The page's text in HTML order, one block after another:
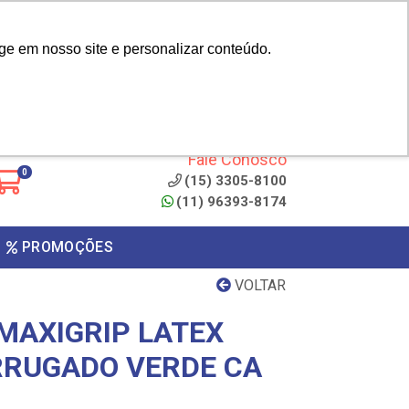
em nosso site e personalizar conteúdo.
0
Fale Conosco
(15) 3305-8100
(11) 96393-8174
PROMOÇÕES
VOLTAR
LATEX
VERDE CA